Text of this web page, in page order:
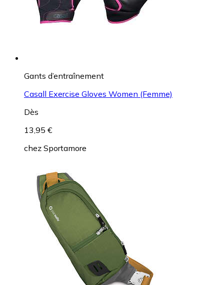
Gants d’entraînement
Casall Exercise Gloves Women (Femme)
Dès
13,95 €
chez Sportamore